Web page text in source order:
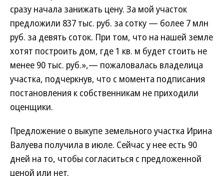
сразу начала занижать цену. За мой участок
предложили 837 тыс. руб. за сотку — более 7 млн
руб. за девять соток. При том, что на нашей земле
хотят построить дом, где 1 кв. м будет стоить не
менее 90 тыс. руб.»,— пожаловалась владелица
участка, подчеркнув, что с момента подписания
постановления к собственникам не приходили
оценщики.
Предложение о выкупе земельного участка Ирина
Валуева получила в июле. Сейчас у нее есть 90
дней на то, чтобы согласиться с предложенной
ценой или нет.